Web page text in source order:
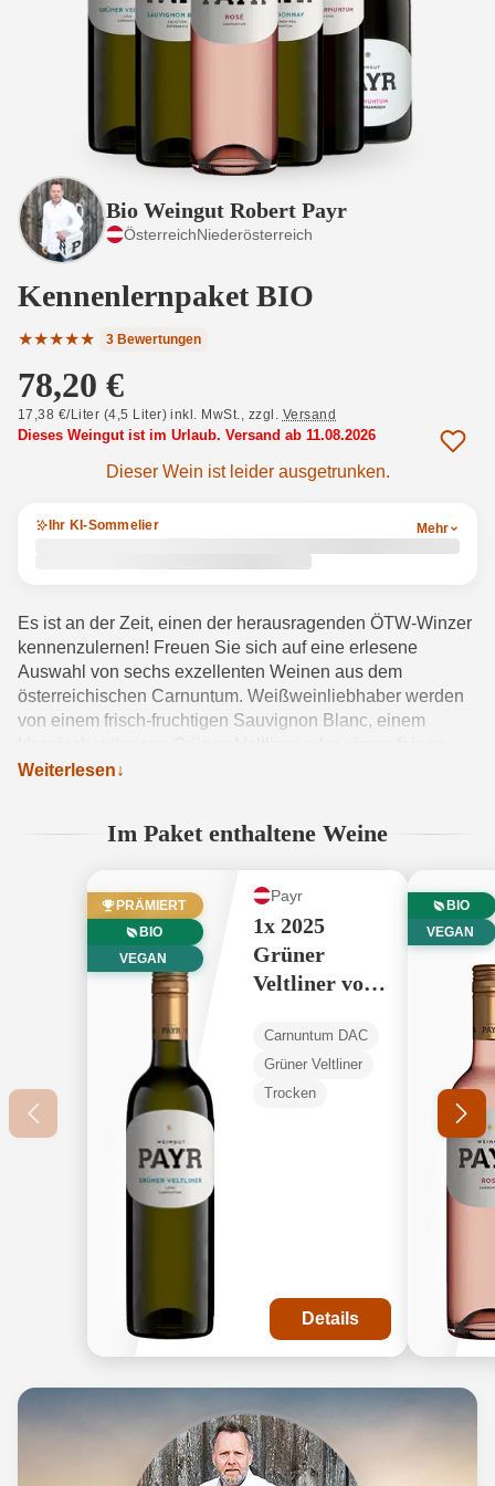
Bio Weingut Robert Payr
ÖsterreichNiederösterreich
Kennenlernpaket BIO
★★★★★
Durchschnittliche Bewertung von 5 von 5 Sternen
3 Bewertungen
78,20 €
17,38 €/Liter (4,5 Liter) inkl. MwSt., zzgl. Versand
Dieses Weingut ist im Urlaub. Versand ab 11.08.2026
Dieser Wein ist leider ausgetrunken.
Ihr KI-Sommelier Mehr
Es ist an der Zeit, einen der herausragenden ÖTW-Winzer
kennenzulernen! Freuen Sie sich auf eine erlesene
Auswahl von sechs exzellenten Weinen aus dem
österreichischen Carnuntum. Weißweinliebhaber werden
von einem frisch-fruchtigen Sauvignon Blanc, einem
Chardonnay vom Lehm begeistert sein. Auch
wird dieses exklusive Paket durch den hauseigenen Rosé.
verfügbar!Produktdetails anzeigen →
Weiterlesen
Im Paket enthaltene Weine
PRÄMIERT
BIO
VEGAN
Payr
1x 2025
Grüner
Veltliner vom
Carnuntum
DAC ÖTW
Gebietswein
Carnuntum DAC
Grüner Veltliner
Trocken
Details
BIO
VEGAN